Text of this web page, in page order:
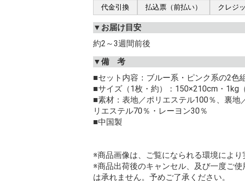
代金引換 払込票（前払い） クレジ
▼お届け目安
約2～3週間前後
▼備 考
■セット内容：ブルー系・ピンク系の2色
■サイズ（1枚・約）：150×210cm・1kg
■素材：表地／ポリエステル100％、裏
リエステル70％・レーヨン30％
■中国製
※商品画像は、ご覧になられる環境によ
※商品出荷後のキャンセル、及び一度ご
は承れません。予めご了承ください。